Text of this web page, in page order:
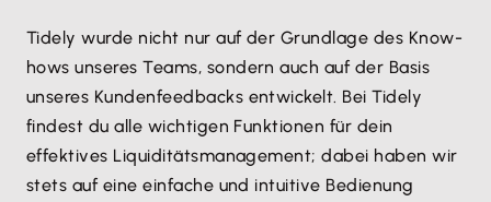
Tidely wurde nicht nur auf der Grundlage des Know-
hows unseres Teams, sondern auch auf der Basis
unseres Kundenfeedbacks entwickelt. Bei Tidely
findest du alle wichtigen Funktionen für dein
effektives Liquiditätsmanagement; dabei haben wir
stets auf eine einfache und intuitive Bedienung